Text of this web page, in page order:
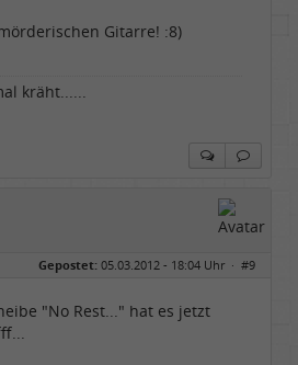
Gitarre! :8)
kräht......
Gepostet: 05.03.2012 - 18:04 Uhr · #9
"No Rest..." hat es jetzt